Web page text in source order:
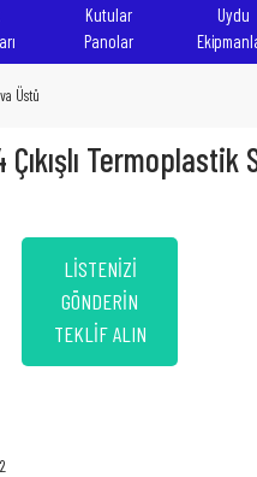
Kutular
Panolar
Uydu
Üstü
Termoplastik
LİSTENİZİ
GÖNDERİN
TEKLİF ALIN